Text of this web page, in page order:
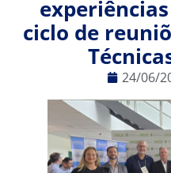
ciclo de
24/06/